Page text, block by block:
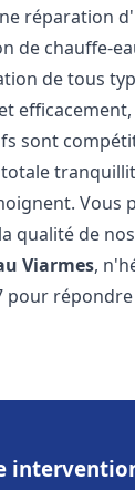
réparation
de chauffe-
de tous
sont
Vous
qualité de
Viarmes,
répondre